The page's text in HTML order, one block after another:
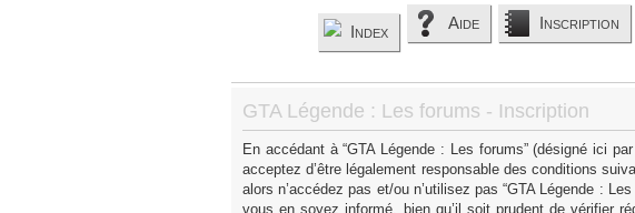
Index Aide Inscription
GTA Légende : Les forums - Inscription
En accédant à “GTA Légende : Les forums” (désigné ici par
acceptez d’être légalement responsable des conditions
alors n’accédez pas et/ou n’utilisez pas “GTA Légende :
vous en soyez informé, bien qu’il soit prudent de vérifier